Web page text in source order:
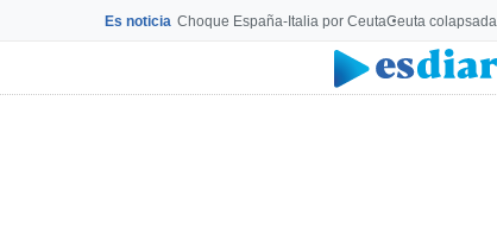
Es noticia Choque España-Italia por CeutaCeuta colapsada